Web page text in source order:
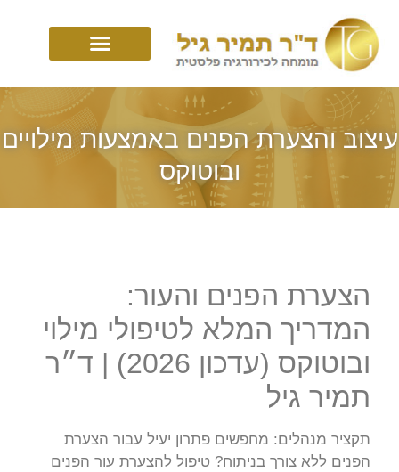
עיצוב והצערת הפנים באמצעות מילויים
ובוטוקס
הצערת הפנים והעור:
המדריך המלא לטיפולי מילוי
ובוטוקס (עדכון 2026) | ד״ר
תמיר גיל
תקציר מנהלים: מחפשים פתרון יעיל עבור הצערת
הפנים ללא צורך בניתוח? טיפול להצערת עור הפנים